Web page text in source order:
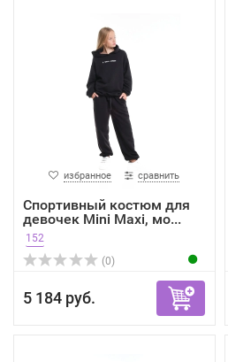
избранное сравнить
Спортивный костюм для
девочек Mini Maxi, мо...
152
(0)
5 184 руб.